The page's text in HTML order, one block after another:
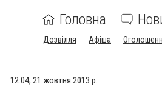
Головна
Дозвілля Афіша
12:04, 21 жовтня 2013 р.